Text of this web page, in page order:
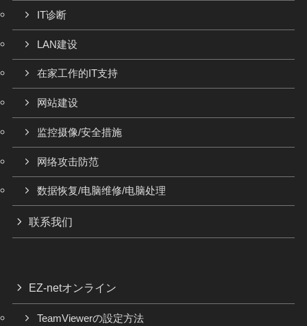
IT诊断
LAN建设
在家工作的IT支持
网站建设
监控摄像/安全措施
网络攻击防范
数据恢复/电脑维修/电脑处理
联系我们
EZ-netオンライン
TeamViewerの設定方法